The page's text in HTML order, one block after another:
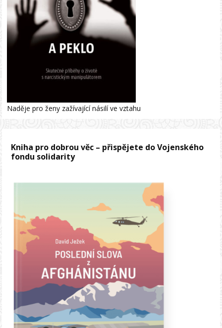
Naděje pro ženy zažívající násilí ve vztahu
Kniha pro dobrou věc – přispějete do Vojenského
fondu solidarity